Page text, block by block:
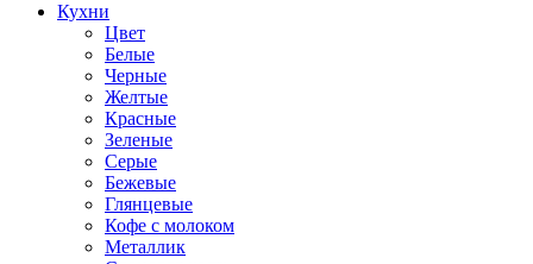
Кухни
Цвет
Белые
Черные
Желтые
Красные
Зеленые
Серые
Бежевые
Глянцевые
Кофе с молоком
Металлик